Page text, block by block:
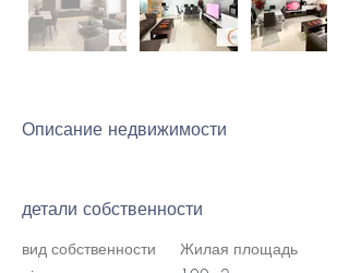
Описание недвижимости
детали собственности
вид собственности
Жилая площадь